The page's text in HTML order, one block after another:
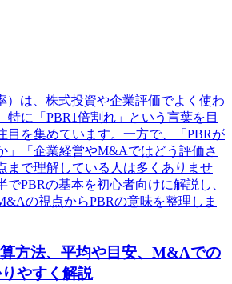
）は、株式投資や企業評価でよく使わ
特に「PBR1倍割れ」という言葉を目
目を集めています。一方で、「PBRが
」「企業経営やM&Aではどう評価さ
まで理解している人は多くありませ
でPBRの基本を初心者向けに解説し、
の視点からPBRの意味を整理しま
方法、平均や目安、M&Aでの
やすく解説